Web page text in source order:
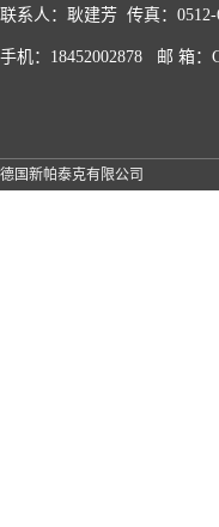
联系人：耿建芳 传真：0512-
手机：18452002878 邮 箱：
德国新帕泰克有限公司